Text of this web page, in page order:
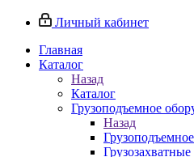
Личный кабинет
Главная
Каталог
Назад
Каталог
Грузоподъемное
Назад